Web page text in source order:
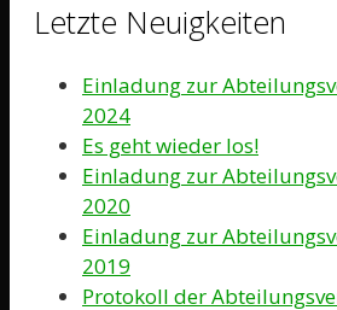
Letzte Neuigkeiten
Einladung zur
2024
Es geht wieder los!
Einladung zur
2020
Einladung zur
2019
Protokoll der